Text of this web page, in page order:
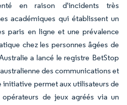
en raison d'incidents très
académiques qui établissent un
paris en ligne et une prévalence
chez les personnes âgées de
a lancé le registre BetStop
des communications et
permet aux utilisateurs de
de jeux agréés via un